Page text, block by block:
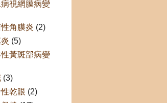
視網膜病變
角膜炎 (2)
(5)
黃斑部病變
(3)
乾眼 (2)